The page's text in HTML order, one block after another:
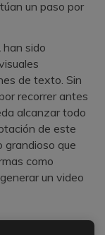
un paso por
han sido
de texto.󠀲󠀡󠀠󠀦󠀣󠀩󠀢󠀨󠀡󠀳󠀰 Sin
recorrer antes
alcanzar todo
de este
grandioso que
como
un video